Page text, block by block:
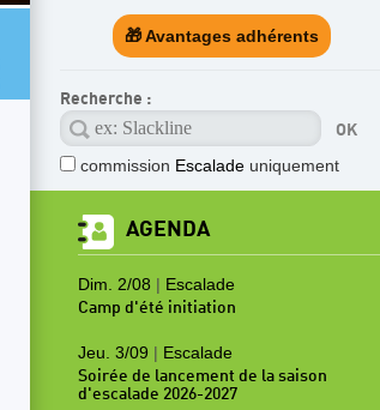
🎁 Avantages adhérents
Recherche :
commission Escalade uniquement
AGENDA
Dim. 2/08 | Escalade
Camp d'été initiation
Jeu. 3/09 | Escalade
Soirée de lancement de la saison
d'escalade 2026-2027